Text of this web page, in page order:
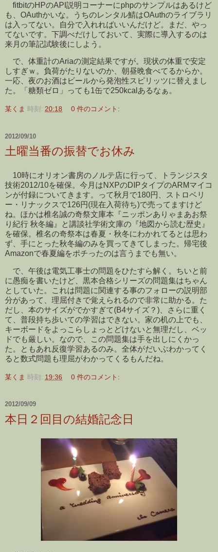
fitbitのHPのAPI説明コーナーにphpのサンプルはあるけど
も、OAuthかいな。うちのレンタル鯖はOAuthのライブラリ
は入ってない。自分で入れればいいんだけど。まだ、やっ
てないです。下調べだけしておいて、実際に導入するのは
来月の筆記試験後にしよう。
で、体重計のAriaの測定結果ですが。現状の体重で安定
しすぎｗ。負荷がたりないのか、朝昼晩食べてるからか。
一応、夜のお酒はビールから発泡性スピリッツに替えまし
た。「糖類ゼロ」っても1缶で250kcalあるなぁ。
某くま 時刻: 20:18 0 件のコメント:
2012/09/10
土曜当番の振替でお休み
10時にオリオン書房のノルテ店に行って、トランジスタ
技術2012/10を確保。今月はNXPのDIPタイプのARMマイコ
ンが付録についてきます。って秋月で180円、ストロベリ
ー・リナックスで126円(現在入荷待ち)で売ってますけど
ね。ほかは椎名誠の奇祭文庫本『ニッポンありゃまあお祭
り紀行 秋冬編』と講談社学術文庫の『地図から読む歴史』
を確保。椎名の奇祭本は春夏・秋冬にわかれてるとは思わ
ず、手にとった秋冬編のみを買ってきてしまった。帰宅後
Amazonで春夏編をポチったのは言うまでも無い。
で、午後は電気工事士の問題をひたすら解く。ちいと前
に愚痴を書いたけど、黒本合格シリーズの問題集はちゃん
としていた。これは問題に関連する事のフォローの説明部
分があって、理屈付きで覚えられるので非常に助かる。た
だし、本のサイズがでかすぎて(B4サイズ？)、さらに重く
て、普段持ち歩いての学習はできない。家の机の上でも、
キーボードをよっこらしょっとどけないと無理だし、ベッ
ドでも厳しい。なので、この問題集は手を出しにくかっ
た。ともあれ反復学習あるのみ。全体がだいぶわかってく
ると数式問題も理屈がわかってくるもんだね。
某くま 時刻: 19:36 0 件のコメント:
2012/09/09
本日２回目の結婚記念日